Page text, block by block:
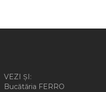
VEZI ȘI:
Bucătăria FERRO